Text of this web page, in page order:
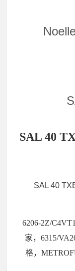
SAL 40
SAL 40
6206-2Z/
家，6315/
格，